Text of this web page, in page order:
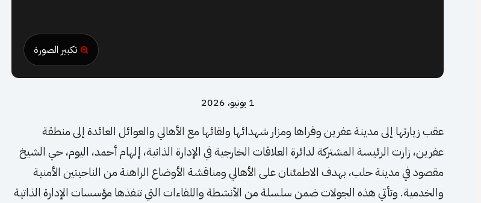
تكبير الصورة
1 يونيو، 2026
عقب زيارتها إلى مدينة عفرين وقراها ومزار شهدائها ولقائها مع الأهالي والعوائل العائدة إلى منطقة
عفرين، زارت الرئيسة المشتركة لدائرة العلاقات الخارجية في الإدارة الذاتية، إلهام أحمد، اليوم، حي الشيخ
مقصود في مدينة حلب، بهدف الاطمئنان على الأهالي ومناقشة الأوضاع الراهنة من الناحيتين الأمنية
والخدمية. وتأتي هذه الجولات ضمن سلسلة من الأنشطة واللقاءات التي تنفذها مؤسسات الإدارة الذاتية